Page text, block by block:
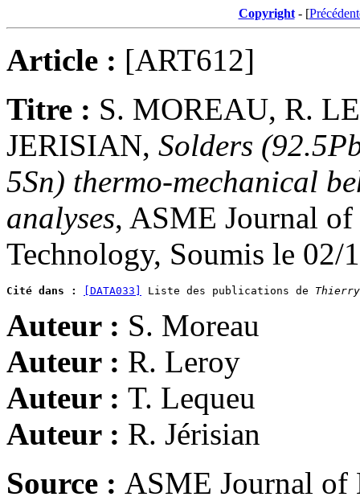
Copyright- [
Article : [ART612]
Titre : S. MOREAU, R.
JERISIAN, Solders
5Sn) thermo-mechanical
analyses, ASME Journal
Technology, Soumis le 02/
Cité dans : [DATA033] Liste des publications de Thierry
Auteur : S. Moreau
Auteur : R. Leroy
Auteur : T. Lequeu
Auteur : R. Jérisian
Source : ASME Journal of